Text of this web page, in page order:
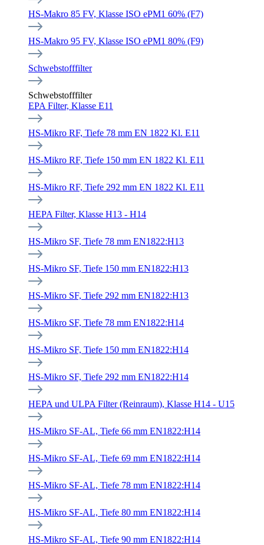
HS-Makro 85 FV, Klasse ISO ePM1 60% (F7)
HS-Makro 95 FV, Klasse ISO ePM1 80% (F9)
Schwebstofffilter
Schwebstofffilter
EPA Filter, Klasse E11
HS-Mikro RF, Tiefe 78 mm EN 1822 Kl. E11
HS-Mikro RF, Tiefe 150 mm EN 1822 Kl. E11
HS-Mikro RF, Tiefe 292 mm EN 1822 Kl. E11
HEPA Filter, Klasse H13 - H14
HS-Mikro SF, Tiefe 78 mm EN1822:H13
HS-Mikro SF, Tiefe 150 mm EN1822:H13
HS-Mikro SF, Tiefe 292 mm EN1822:H13
HS-Mikro SF, Tiefe 78 mm EN1822:H14
HS-Mikro SF, Tiefe 150 mm EN1822:H14
HS-Mikro SF, Tiefe 292 mm EN1822:H14
HEPA und ULPA Filter (Reinraum), Klasse H14 - U15
HS-Mikro SF-AL, Tiefe 66 mm EN1822:H14
HS-Mikro SF-AL, Tiefe 69 mm EN1822:H14
HS-Mikro SF-AL, Tiefe 78 mm EN1822:H14
HS-Mikro SF-AL, Tiefe 80 mm EN1822:H14
HS-Mikro SF-AL, Tiefe 90 mm EN1822:H14